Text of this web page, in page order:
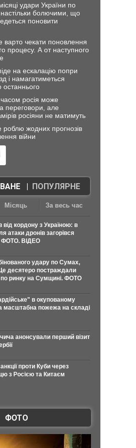
удари України по
настільки болючими, що
поновити
варто чекати поновлення
процесу. А от наступного
на ескалацію попри
і намагатиметься
останнього
росія може
переговори, але
росіяни не матимуть
жодних прогнозів
війни
| ПОПУЛЯРНЕ
Місяць За весь час
від кордону з Україною: в
атаки дронів загорівся
ФОТО. ВІДЕО
удару по Сумах,
десятеро постраждали
ринку на Сумщині. ФОТО
в окупованому
масштабна пожежа на складі
анонсували перший візит
проти Куби через
з Росією та Китаєм
ФОТО